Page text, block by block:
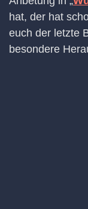
hat, der hat
euch der letzte
besondere